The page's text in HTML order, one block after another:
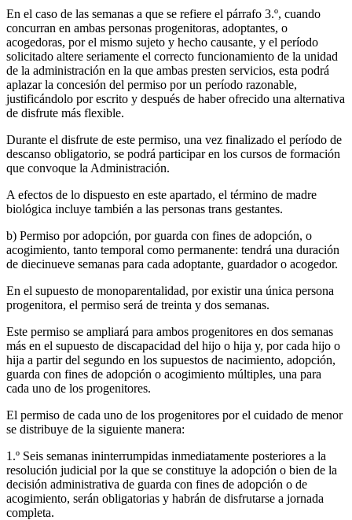
En el caso de las semanas a que se refiere el párrafo 3.º, cuando
concurran en ambas personas progenitoras, adoptantes, o
acogedoras, por el mismo sujeto y hecho causante, y el período
solicitado altere seriamente el correcto funcionamiento de la unidad
de la administración en la que ambas presten servicios, esta podrá
aplazar la concesión del permiso por un período razonable,
justificándolo por escrito y después de haber ofrecido una alternativa
de disfrute más flexible.
Durante el disfrute de este permiso, una vez finalizado el período de
descanso obligatorio, se podrá participar en los cursos de formación
que convoque la Administración.
A efectos de lo dispuesto en este apartado, el término de madre
biológica incluye también a las personas trans gestantes.
b) Permiso por adopción, por guarda con fines de adopción, o
acogimiento, tanto temporal como permanente: tendrá una duración
de diecinueve semanas para cada adoptante, guardador o acogedor.
En el supuesto de monoparentalidad, por existir una única persona
progenitora, el permiso será de treinta y dos semanas.
Este permiso se ampliará para ambos progenitores en dos semanas
más en el supuesto de discapacidad del hijo o hija y, por cada hijo o
hija a partir del segundo en los supuestos de nacimiento, adopción,
guarda con fines de adopción o acogimiento múltiples, una para
cada uno de los progenitores.
El permiso de cada uno de los progenitores por el cuidado de menor
se distribuye de la siguiente manera:
1.º Seis semanas ininterrumpidas inmediatamente posteriores a la
resolución judicial por la que se constituye la adopción o bien de la
decisión administrativa de guarda con fines de adopción o de
acogimiento, serán obligatorias y habrán de disfrutarse a jornada
completa.